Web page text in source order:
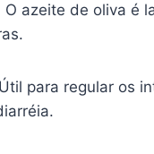
O azeite de oliva é
para regular os